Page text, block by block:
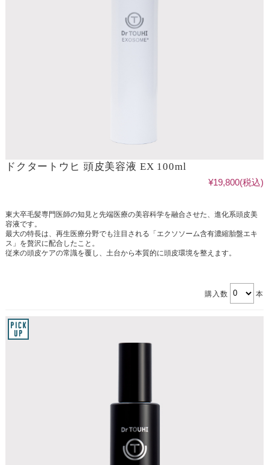
ドクタートウヒ 頭皮美容液 EX 100ml
¥19,800(税込)
東大卒毛髪専門医師の知見と先端医療の美容科学を融合させた、進化系頭皮美
容液です。
最大の特長は、再生医療分野でも注目される「エクソソーム含有濃縮胎盤エキ
ス」を贅沢に配合したこと。
従来の頭皮ケアの常識を覆し、土台から本質的に頭皮環境を整えます。
購入数 本